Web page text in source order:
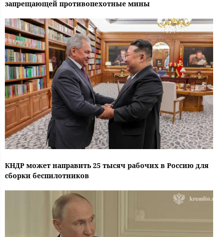
запрещающей противопехотные мины
КНДР может направить 25 тысяч рабочих в Россию для
сборки беспилотников